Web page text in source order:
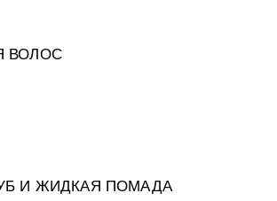
ВОЛОС
И ЖИДКАЯ ПОМАДА